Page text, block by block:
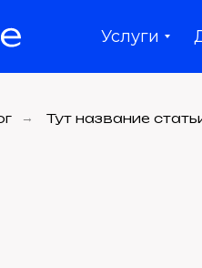
Услуги
→ Тут название